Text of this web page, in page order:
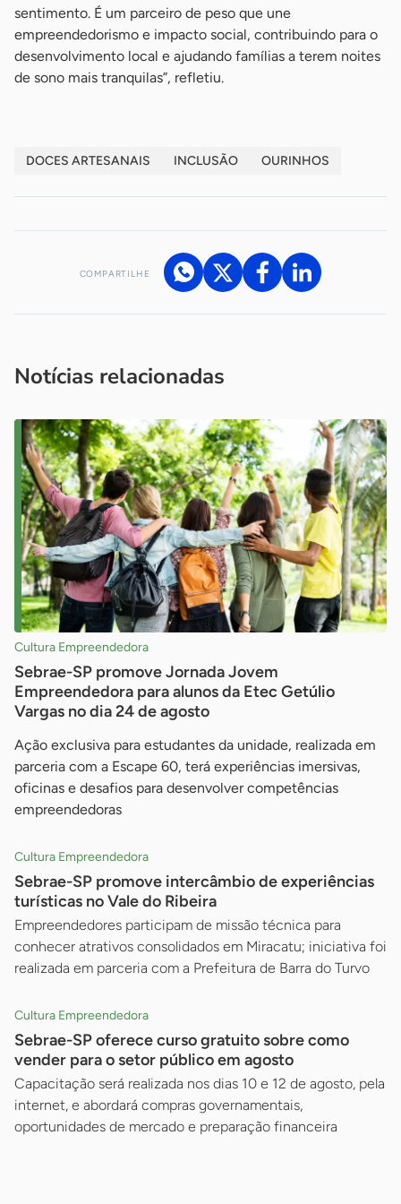
sentimento. É um parceiro de peso que une
empreendedorismo e impacto social, contribuindo para o
desenvolvimento local e ajudando famílias a terem noites
de sono mais tranquilas”, refletiu.
DOCES ARTESANAIS INCLUSÃO OURINHOS
COMPARTILHE
Notícias relacionadas
Cultura Empreendedora
Sebrae-SP promove Jornada Jovem
Empreendedora para alunos da Etec Getúlio
Vargas no dia 24 de agosto
Ação exclusiva para estudantes da unidade, realizada em
parceria com a Escape 60, terá experiências imersivas,
oficinas e desafios para desenvolver competências
empreendedoras
Cultura Empreendedora
Sebrae-SP promove intercâmbio de experiências
turísticas no Vale do Ribeira
Empreendedores participam de missão técnica para
conhecer atrativos consolidados em Miracatu; iniciativa foi
realizada em parceria com a Prefeitura de Barra do Turvo
Cultura Empreendedora
Sebrae-SP oferece curso gratuito sobre como
vender para o setor público em agosto
Capacitação será realizada nos dias 10 e 12 de agosto, pela
internet, e abordará compras governamentais,
oportunidades de mercado e preparação financeira